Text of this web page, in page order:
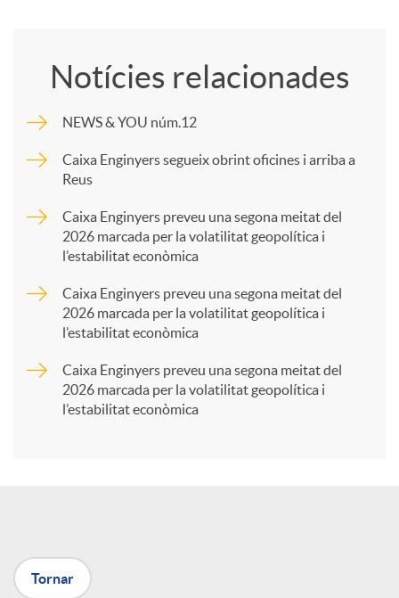
p
a
X
Notícies relacionades
NEWS & YOU núm.12
Caixa Enginyers segueix obrint oficines i arriba a
Reus
Caixa Enginyers preveu una segona meitat del
2026 marcada per la volatilitat geopolítica i
l’estabilitat econòmica
Caixa Enginyers preveu una segona meitat del
2026 marcada per la volatilitat geopolítica i
l’estabilitat econòmica
Caixa Enginyers preveu una segona meitat del
2026 marcada per la volatilitat geopolítica i
l’estabilitat econòmica
Tornar